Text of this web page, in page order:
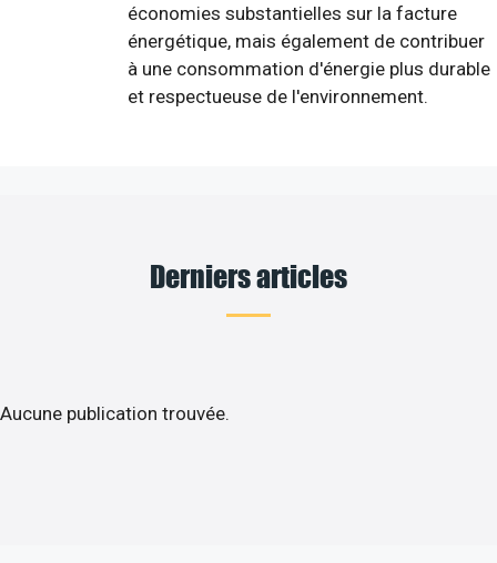
économies substantielles sur la facture
énergétique, mais également de contribuer
à une consommation d'énergie plus durable
et respectueuse de l'environnement.
Derniers articles
Aucune publication trouvée.